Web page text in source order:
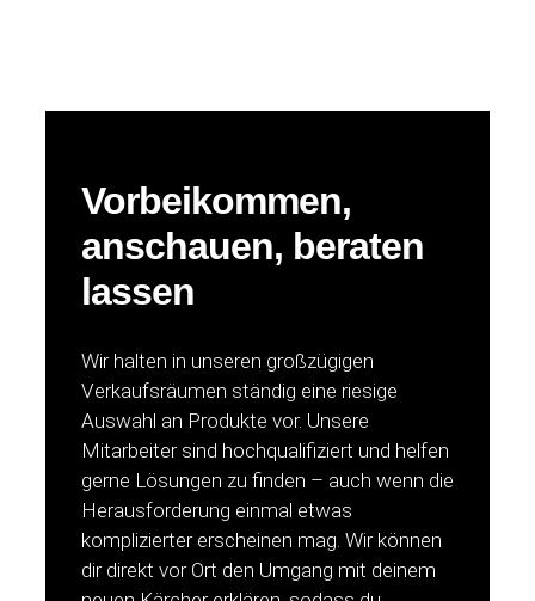
Vorbeikommen,
anschauen, beraten
lassen
Wir halten in unseren großzügigen
Verkaufsräumen ständig eine riesige
Auswahl an Produkte vor. Unsere
Mitarbeiter sind hochqualifiziert und helfen
gerne Lösungen zu finden – auch wenn die
Herausforderung einmal etwas
komplizierter erscheinen mag. Wir können
dir direkt vor Ort den Umgang mit deinem